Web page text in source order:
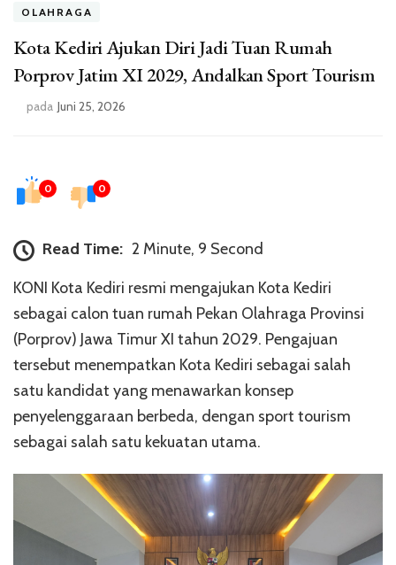
OLAHRAGA
Kota Kediri Ajukan Diri Jadi Tuan Rumah
Porprov Jatim XI 2029, Andalkan Sport Tourism
pada Juni 25, 2026
0 0
Read Time: 2 Minute, 9 Second
KONI Kota Kediri resmi mengajukan Kota Kediri
sebagai calon tuan rumah Pekan Olahraga Provinsi
(Porprov) Jawa Timur XI tahun 2029. Pengajuan
tersebut menempatkan Kota Kediri sebagai salah
satu kandidat yang menawarkan konsep
penyelenggaraan berbeda, dengan sport tourism
sebagai salah satu kekuatan utama.